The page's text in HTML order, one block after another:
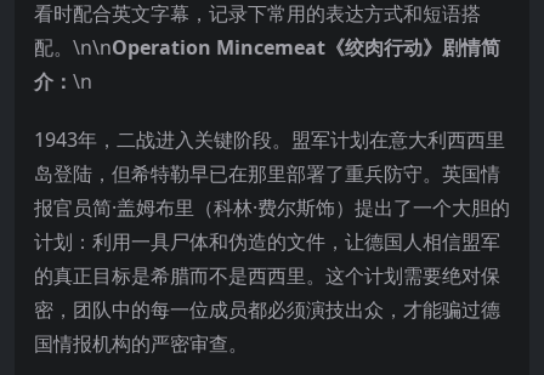
看时配合英文字幕，记录下常用的表达方式和短语搭
配。\n\nOperation Mincemeat《绞肉行动》剧情简
介： \n
1943年，二战进入关键阶段。盟军计划在意大利西西里
岛登陆，但希特勒早已在那里部署了重兵防守。英国情
报官员简·盖姆布里（科林·费尔斯饰）提出了一个大胆的
计划：利用一具尸体和伪造的文件，让德国人相信盟军
的真正目标是希腊而不是西西里。这个计划需要绝对保
密，团队中的每一位成员都必须演技出众，才能骗过德
国情报机构的严密审查。